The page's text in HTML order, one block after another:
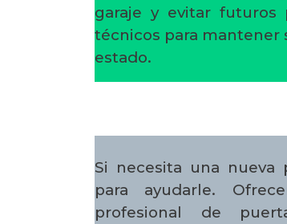
garaje y evitar futuros
técnicos para mantener
estado.
Si necesita una nueva
para ayudarle.
profesional de